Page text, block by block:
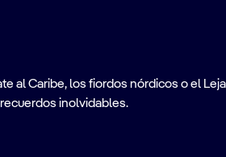
al Caribe, los fiordos nórdicos o el
inolvidables.